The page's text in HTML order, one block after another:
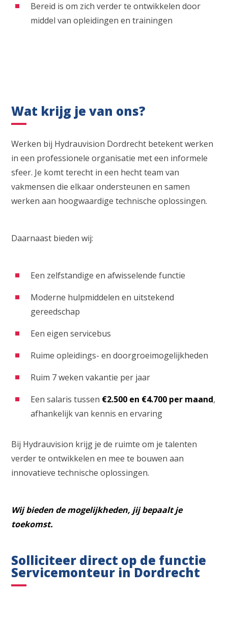
Bereid is om zich verder te ontwikkelen door
middel van opleidingen en trainingen
Wat krijg je van ons?
Werken bij Hydrauvision Dordrecht betekent werken
in een professionele organisatie met een informele
sfeer. Je komt terecht in een hecht team van
vakmensen die elkaar ondersteunen en samen
werken aan hoogwaardige technische oplossingen.
Daarnaast bieden wij:
Een zelfstandige en afwisselende functie
Moderne hulpmiddelen en uitstekend
gereedschap
Een eigen servicebus
Ruime opleidings- en doorgroeimogelijkheden
Ruim 7 weken vakantie per jaar
Een salaris tussen €2.500 en €4.700 per maand,
afhankelijk van kennis en ervaring
Bij Hydrauvision krijg je de ruimte om je talenten
verder te ontwikkelen en mee te bouwen aan
innovatieve technische oplossingen.
Wij bieden de mogelijkheden, jij bepaalt je
toekomst.
Solliciteer direct op de functie
Servicemonteur in Dordrecht